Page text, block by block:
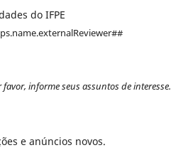
do IFPE
informe seus assuntos de interesse.
e anúncios novos.